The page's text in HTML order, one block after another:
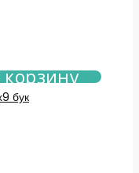
корзину
бук